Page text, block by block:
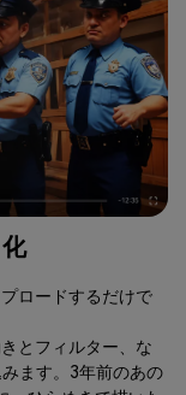
ロードするだけで
とフィルター、な
ます。3年前のあの